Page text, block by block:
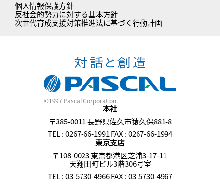
個人情報保護方針
反社会的勢力に対する基本方針
次世代育成支援対策推進法に基づく行動計画
©1997 Pascal Corporation.
本社
〒385-0011 長野県佐久市猿久保881-8
TEL : 0267-66-1991 FAX : 0267-66-1994
東京支店
〒108-0023 東京都港区芝浦3-17-11
天翔田町ビル3階306号室
TEL : 03-5730-4966 FAX : 03-5730-4967